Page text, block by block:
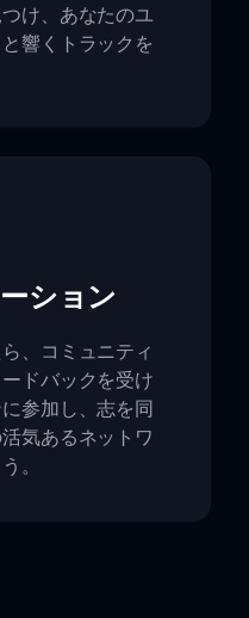
け、あなたのユ
響くトラックを
ション
、コミュニティ
ドバックを受け
参加し、志を同
気あるネットワ
。